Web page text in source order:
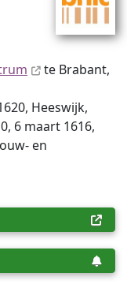
te Brabant,
Heeswijk,
6 maart 1616,
en